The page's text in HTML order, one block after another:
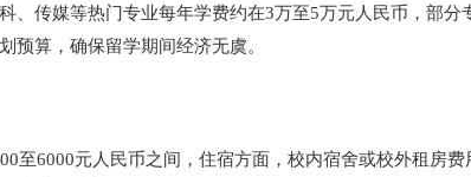
、传媒等热门专业每年学费约在3万至5万元人民币，部
预算，确保留学期间经济无虞。
至6000元人民币之间，住宿方面，校内宿舍或校外租房